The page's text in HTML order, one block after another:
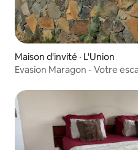
Maison d'invité · L'Union
Evasion Maragon - Votre